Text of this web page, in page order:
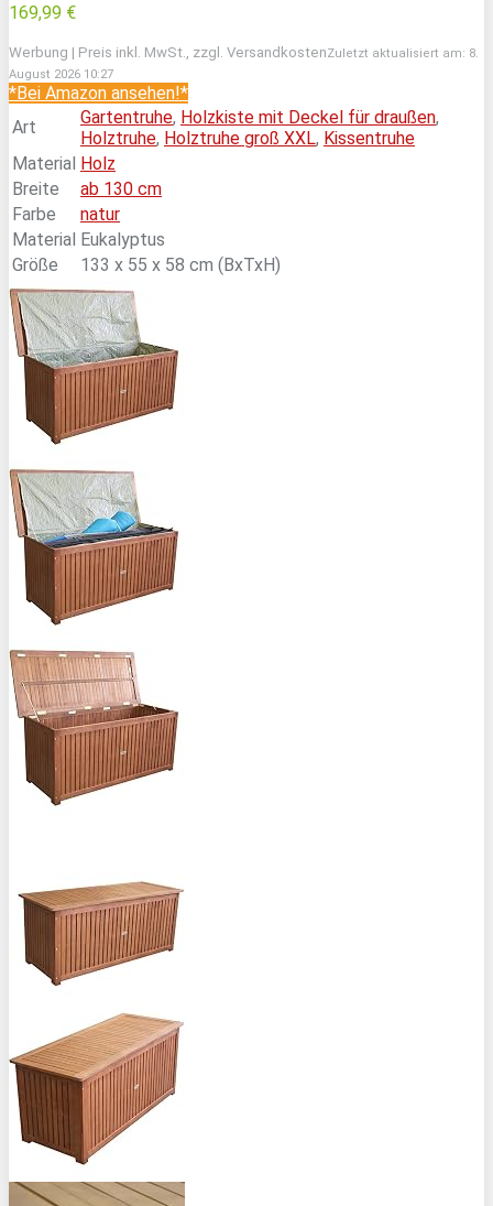
169,99 €
Werbung | Preis inkl. MwSt., zzgl. VersandkostenZuletzt aktualisiert am: 8.
August 2026 10:27
*Bei Amazon ansehen!*
Art
Gartentruhe, Holzkiste mit Deckel für draußen,
Holztruhe, Holztruhe groß XXL, Kissentruhe
Material Holz
Breite
ab 130 cm
Farbe
natur
Material Eukalyptus
Größe
133 x 55 x 58 cm (BxTxH)